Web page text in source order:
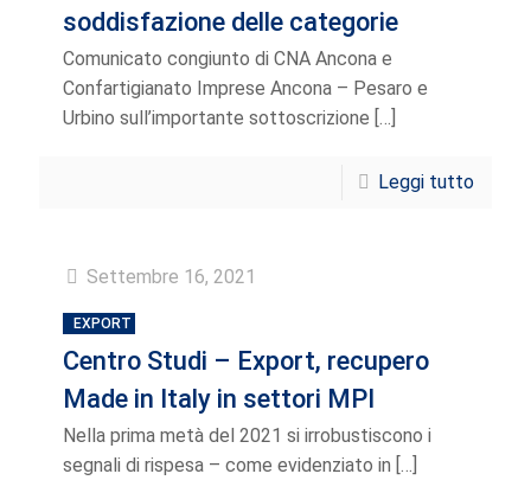
soddisfazione delle categorie
Comunicato congiunto di CNA Ancona e
Confartigianato Imprese Ancona – Pesaro e
Urbino sull’importante sottoscrizione […]
Leggi tutto
Settembre 16, 2021
EXPORT
Centro Studi – Export, recupero
Made in Italy in settori MPI
Nella prima metà del 2021 si irrobustiscono i
segnali di rispesa – come evidenziato in […]